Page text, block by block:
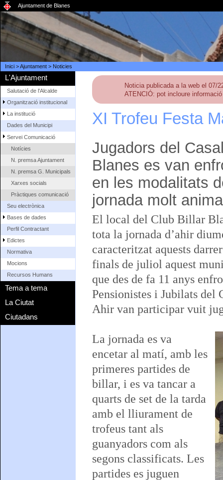
Ajuntament de Blanes
Inici>Ajuntament> Noticies
L'Ajuntament
Salutació de l'Alcalde
Organització institucional
La institució
Dades del Municipi
Servei Comunicació
Notícies
N. premsa Ajuntament
N. premsa G. Municipals
Xarxes socials
Pràctiques comunicació
Seu electrònica
Bases de dades
Perfil Contractant
Edictes
Normativa
Mocions
Recursos Humans
Tema a tema
La Ciutat
Ciutadans
Noticia publicada a la web el 07/
ATENCIÓ: pot incloure
XI Trofeu Festa
Jugadors del
Blanes es van
en les modalitats
jornada molt
El local del Club Billar
tota la jornada d’ahir
caracteritzat aquests
finals de juliol aquest
que des de fa 11 anys
Pensionistes i Jubilats
Ahir van participar vuit
La jornada es va
encetar al matí, amb les
primeres partides de
billar, i es va tancar a
quarts de set de la tarda
amb el lliurament de
trofeus tant als
guanyadors com als
segons classificats. Les
partides es juguen